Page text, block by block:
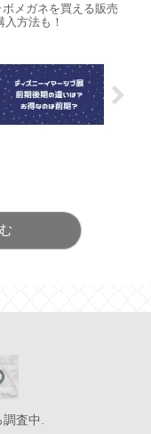
メガネを買える販売
方法も！
査中.